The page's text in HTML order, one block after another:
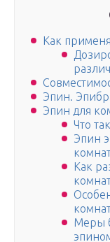
Как
Эпин.
Эпин для
Что
Эпин
Как
Меры